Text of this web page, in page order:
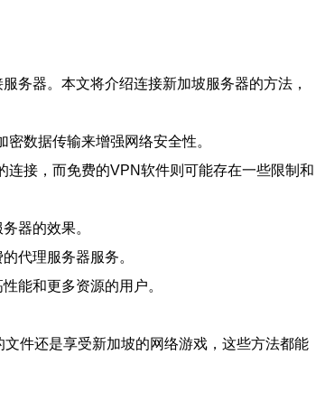
务器。本文将介绍连接新加坡服务器的方法，
数据传输来增强网络安全性。
接，而免费的VPN软件则可能存在一些限制和
器的效果。
代理服务器服务。
能和更多资源的用户。
件还是享受新加坡的网络游戏，这些方法都能